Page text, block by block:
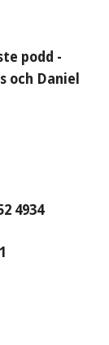
podd -
och Daniel
4934